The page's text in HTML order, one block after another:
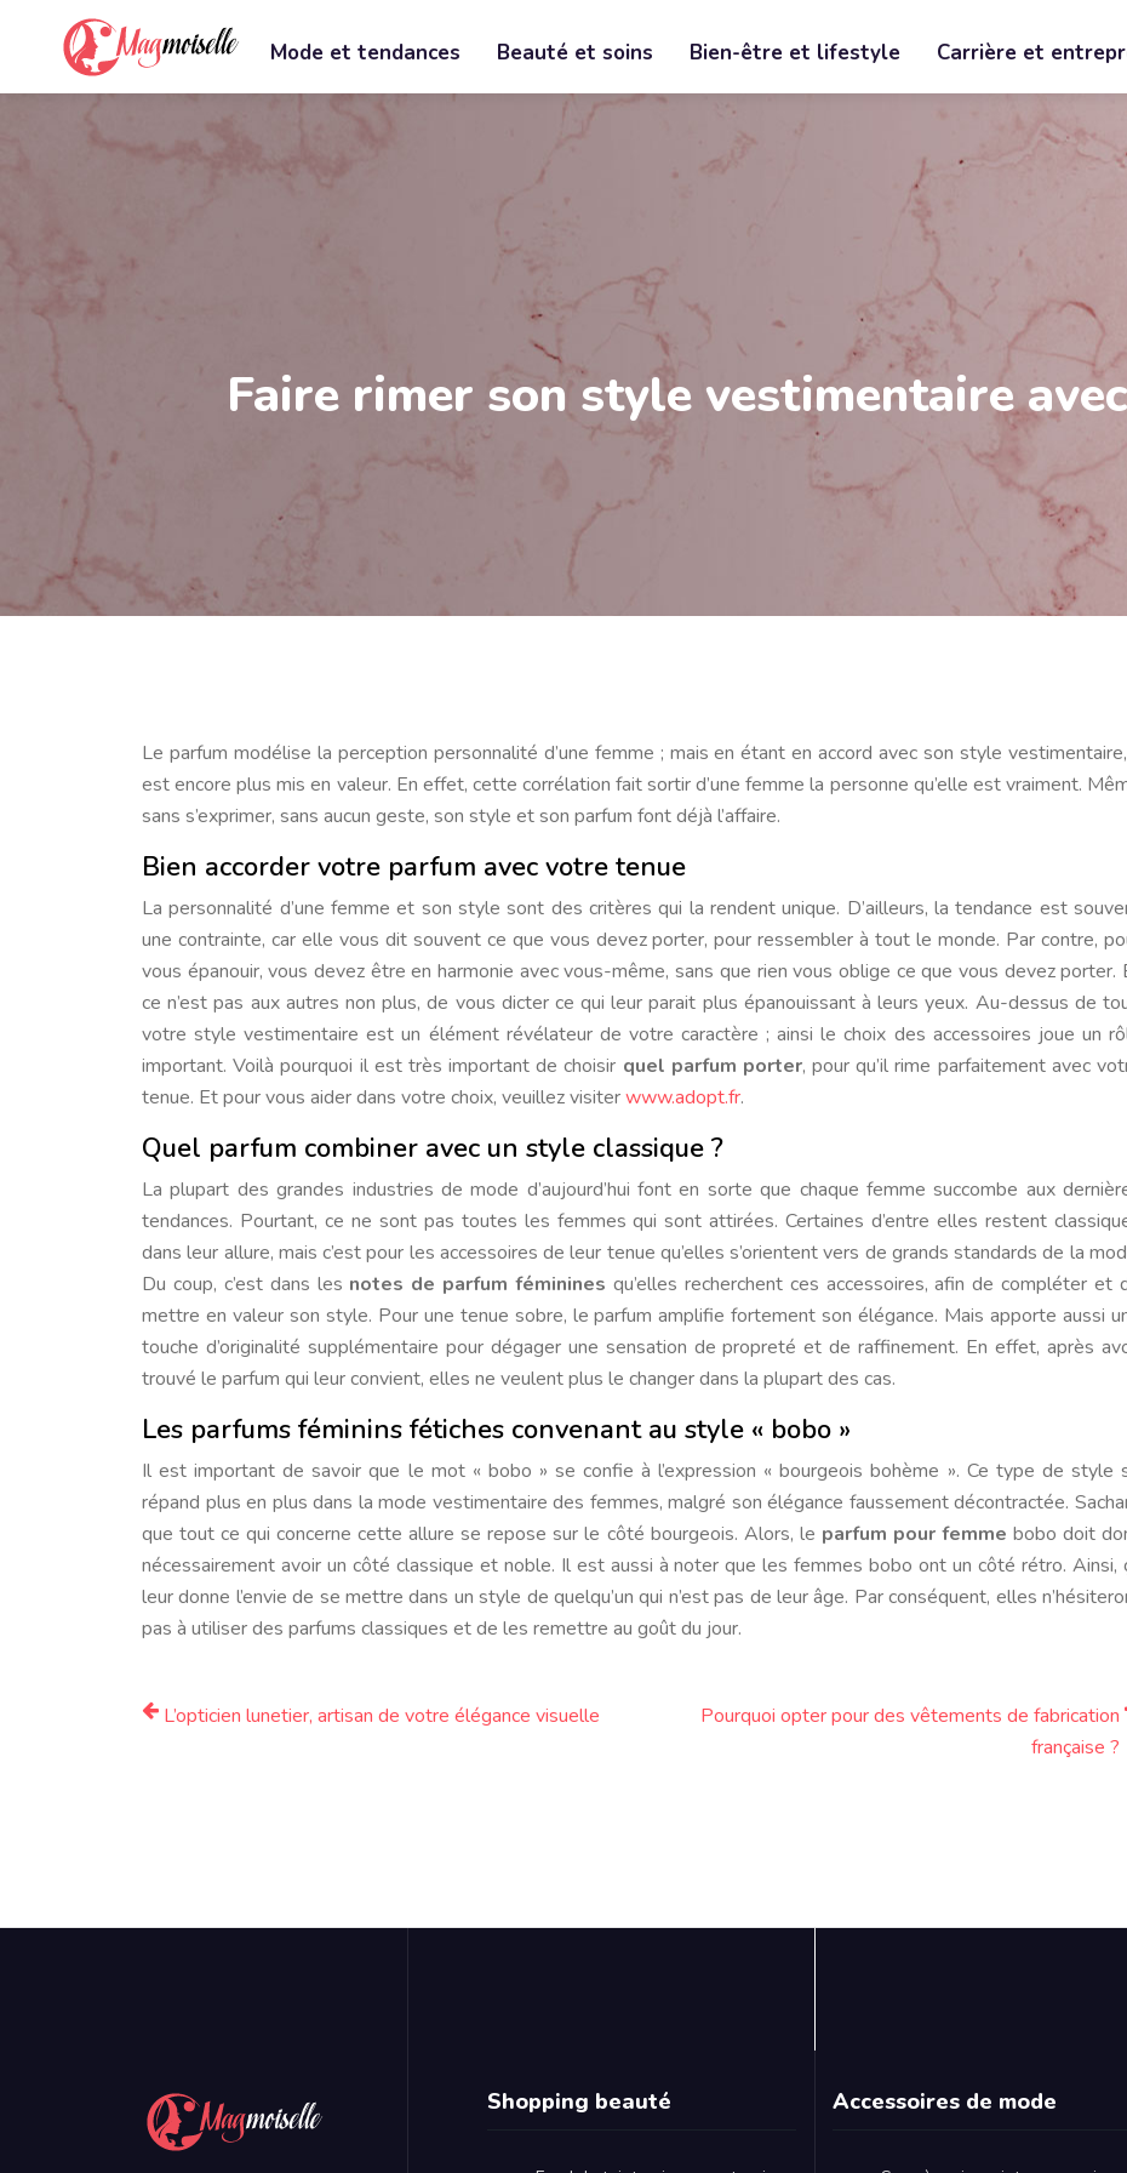
Mode et tendances Beauté et soins Bien-être et lifestyle Carrière et
Faire rimer son style vestimentaire
Le parfum modélise la perception personnalité d’une femme ; mais en étant en accord avec son style vestimentaire, il
est encore plus mis en valeur. En effet, cette corrélation fait sortir d’une femme la personne qu’elle est vraiment.
sans s’exprimer, sans aucun geste, son style et son parfum font déjà l’affaire.
Bien accorder votre parfum avec votre tenue
La personnalité d’une femme et son style sont des critères qui la rendent unique. D’ailleurs, la tendance est
une contrainte, car elle vous dit souvent ce que vous devez porter, pour ressembler à tout le monde. Par contre,
vous épanouir, vous devez être en harmonie avec vous-même, sans que rien vous oblige ce que vous devez porter.
ce n’est pas aux autres non plus, de vous dicter ce qui leur parait plus épanouissant à leurs yeux. Au-dessus de
votre style vestimentaire est un élément révélateur de votre caractère ; ainsi le choix des accessoires joue un
important. Voilà pourquoi il est très important de choisir quel parfum porter, pour qu’il rime parfaitement avec
tenue. Et pour vous aider dans votre choix, veuillez visiterwww.adopt.fr.
Quel parfum combiner avec un style classique ?
La plupart des grandes industries de mode d’aujourd’hui font en sorte que chaque femme succombe aux
tendances. Pourtant, ce ne sont pas toutes les femmes qui sont attirées. Certaines d’entre elles restent
dans leur allure, mais c’est pour les accessoires de leur tenue qu’elles s’orientent vers de grands standards de la
Du coup, c’est dans les notes de parfum féminines qu’elles recherchent ces accessoires, afin de compléter et
mettre en valeur son style. Pour une tenue sobre, le parfum amplifie fortement son élégance. Mais apporte aussi
touche d’originalité supplémentaire pour dégager une sensation de propreté et de raffinement. En effet, après
trouvé le parfum qui leur convient, elles ne veulent plus le changer dans la plupart des cas.
Les parfums féminins fétiches convenant au style « bobo »
Il est important de savoir que le mot « bobo » se confie à l’expression « bourgeois bohème ». Ce type de style
répand plus en plus dans la mode vestimentaire des femmes, malgré son élégance faussement décontractée.
que tout ce qui concerne cette allure se repose sur le côté bourgeois. Alors, le parfum pour femme bobo doit
nécessairement avoir un côté classique et noble. Il est aussi à noter que les femmes bobo ont un côté rétro. Ainsi,
leur donne l’envie de se mettre dans un style de quelqu’un qui n’est pas de leur âge. Par conséquent, elles
pas à utiliser des parfums classiques et de les remettre au goût du jour.
L’opticien lunetier, artisan de votre élégance visuelle
Pourquoi opter pour des vêtements de fabrication
française ?
Shopping beauté Accessoires de mode